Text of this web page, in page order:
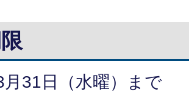
月31日（水曜）まで